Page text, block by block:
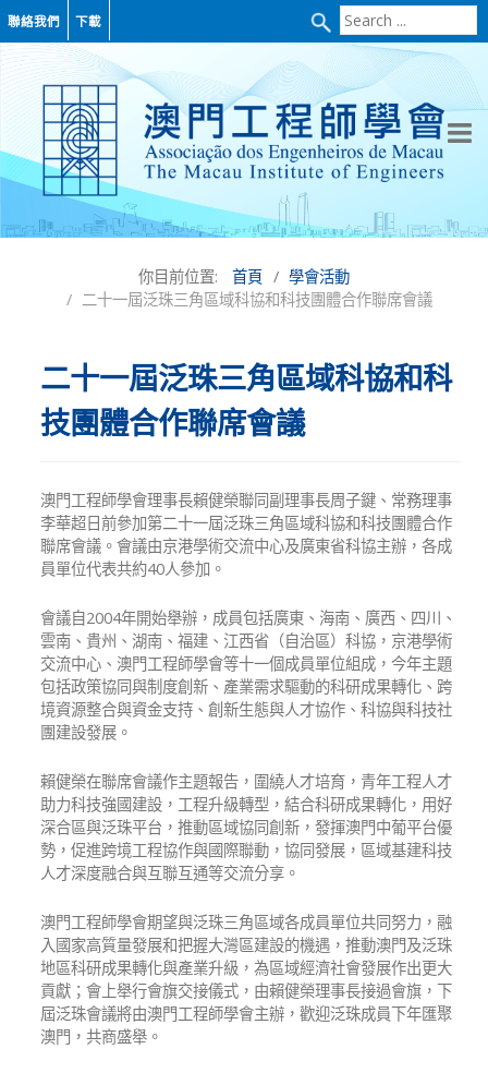
聯絡我們 下載
Search
...
你目前位置: 首頁
學會活動
二十一屆泛珠三角區域科協和科技團體合作聯席會議
二十一屆泛珠三角區域科協和科
技團體合作聯席會議
澳門工程師學會理事長賴健榮聯同副理事長周子鍵、常務理事
李華超日前參加第二十一屆泛珠三角區域科協和科技團體合作
聯席會議。會議由京港學術交流中心及廣東省科協主辦，各成
員單位代表共約40人參加。
會議自2004年開始舉辦，成員包括廣東、海南、廣西、四川、
雲南、貴州、湖南、福建、江西省（自治區）科協，京港學術
交流中心、澳門工程師學會等十一個成員單位組成，今年主題
包括政策協同與制度創新、產業需求驅動的科研成果轉化、跨
境資源整合與資金支持、創新生態與人才協作、科協與科技社
團建設發展。
賴健榮在聯席會議作主題報告，圍繞人才培育，青年工程人才
助力科技強國建設，工程升級轉型，結合科研成果轉化，用好
深合區與泛珠平台，推動區域協同創新，發揮澳門中葡平台優
勢，促進跨境工程協作與國際聯動，協同發展，區域基建科技
人才深度融合與互聯互通等交流分享。
澳門工程師學會期望與泛珠三角區域各成員單位共同努力，融
入國家高質量發展和把握大灣區建設的機遇，推動澳門及泛珠
地區科研成果轉化與產業升級，為區域經濟社會發展作出更大
貢獻；會上舉行會旗交接儀式，由賴健榮理事長接過會旗，下
屆泛珠會議將由澳門工程師學會主辦，歡迎泛珠成員下年匯聚
澳門，共商盛舉。